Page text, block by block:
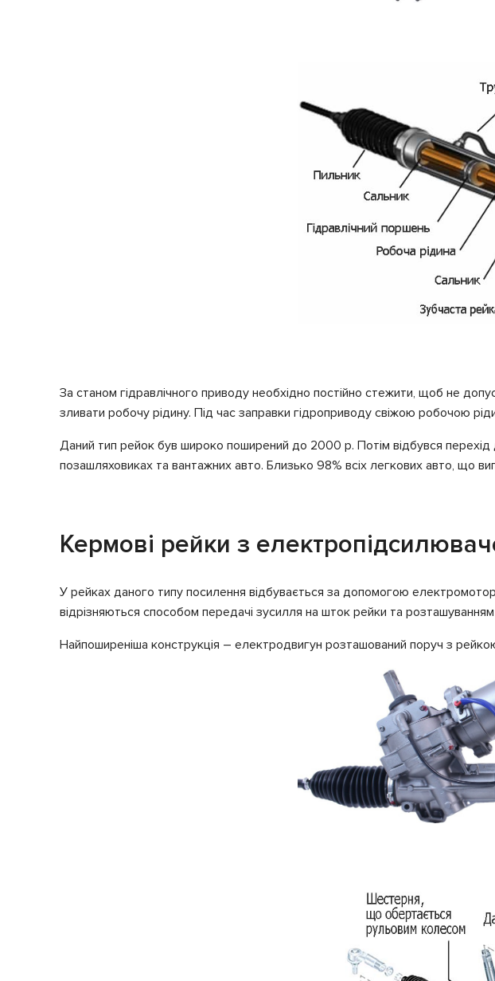
За станом гідравлічного приводу необхідно постійно стежити, щоб не
зливати робочу рідину. Під час заправки гідроприводу свіжою робочою
Даний тип рейок був широко поширений до 2000 р. Потім відбувся
позашляховиках та вантажних авто. Близько 98% всіх легкових авто, що
Кермові рейки з
У рейках даного типу посилення відбувається за допомогою
відрізняються способом передачі зусилля на шток рейки та
Найпоширеніша конструкція – електродвигун розташований поруч з